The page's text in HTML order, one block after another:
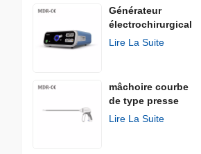
Générateur
électrochirurgical
AGISEAL
Lire La Suite
mâchoire courbe
de type presse
Lire La Suite